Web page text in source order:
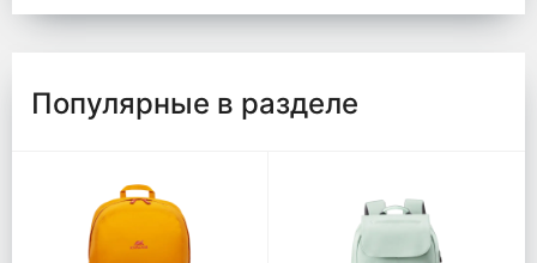
Популярные в разделе